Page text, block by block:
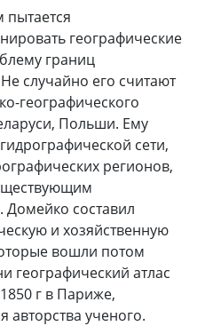
географические
границ
случайно его считают
географического
Польши. Ему
сети,
регионов,
Домейко составил
и хозяйственную
вошли потом
географический атлас
г в Париже,
авторства ученого.